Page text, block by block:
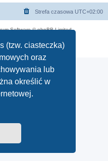
(tzw. ciasteczka)
oraz
lub
określić w
Strefa czasowa UTC+02:00
Software © phpBB Limited
|Regulamin